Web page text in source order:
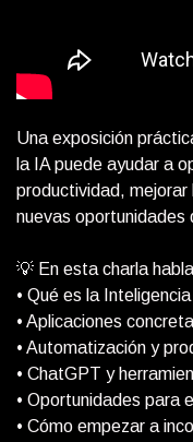
Una exposición
la IA puede ayudar a
productividad,
nuevas oportunidades
💡 En esta charla
• Qué es la
• Aplicaciones
• Automatización y
• ChatGPT y
• Oportunidades para
• Cómo empezar a